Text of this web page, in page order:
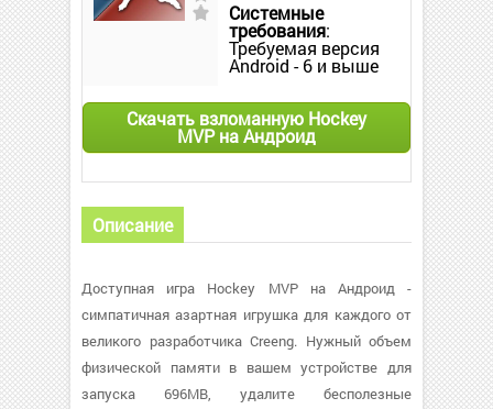
Системные
требования:
Требуемая версия
Android - 6 и выше
Скачать взломанную Hockey
MVP на Андроид
Описание
Доступная игра Hockey MVP на Андроид -
симпатичная азартная игрушка для каждого от
великого разработчика Creeng. Нужный объем
физической памяти в вашем устройстве для
запуска 696MB, удалите бесполезные